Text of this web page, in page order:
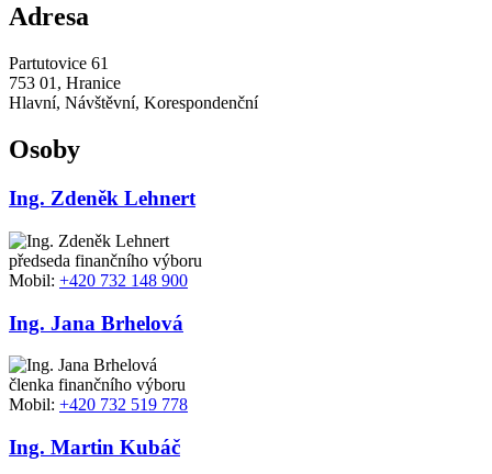
Adresa
Partutovice 61
753 01, Hranice
Hlavní, Návštěvní, Korespondenční
Osoby
Ing. Zdeněk Lehnert
předseda finančního výboru
Mobil: +420 732 148 900
Ing. Jana Brhelová
členka finančního výboru
Mobil: +420 732 519 778
Ing. Martin Kubáč